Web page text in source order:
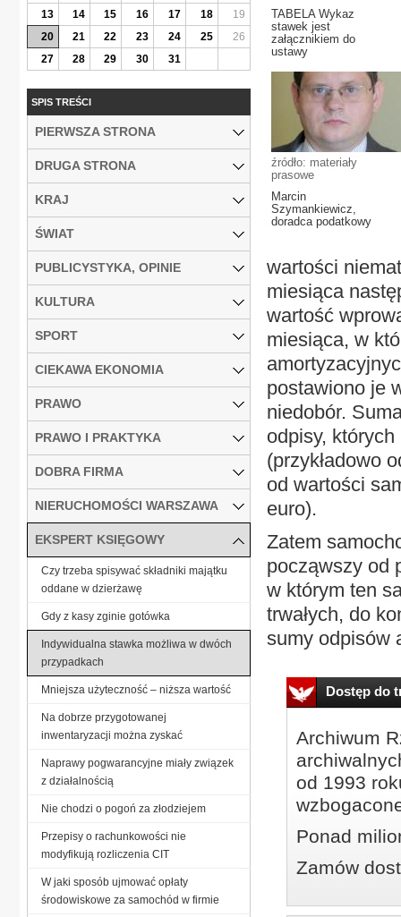
TABELA Wykaz
stawek jest
załącznikiem do
ustawy
źródło: materiały
prasowe
Marcin
Szymankiewicz,
doradca podatkowy
wartości
miesiąca
wartość
miesiąca, w
postawiono je
niedobór.
odpisy,
(przykładowo
od wartości
euro).
Zatem
począwszy od
w którym ten
trwałych, do
sumy odpisów
Dostęp do
Archiwum
od 1993
Ponad
Zamów
13
14 15 16 17 18
19
20
21 22 23 24 25
26
27
28 29 30 31
SPIS TREŚCI
PIERWSZA STRONA
DRUGA STRONA
KRAJ
ŚWIAT
PUBLICYSTYKA, OPINIE
KULTURA
SPORT
CIEKAWA EKONOMIA
PRAWO
PRAWO I PRAKTYKA
DOBRA FIRMA
NIERUCHOMOŚCI WARSZAWA
EKSPERT KSIĘGOWY
Czy trzeba spisywać składniki majątku
oddane w dzierżawę
Gdy z kasy zginie gotówka
Indywidualna stawka możliwa w dwóch
przypadkach
Mniejsza użyteczność – niższa wartość
Na dobrze przygotowanej
inwentaryzacji można zyskać
Naprawy pogwarancyjne miały związek
z działalnością
Nie chodzi o pogoń za złodziejem
Przepisy o rachunkowości nie
modyfikują rozliczenia CIT
W jaki sposób ujmować opłaty
środowiskowe za samochód w firmie